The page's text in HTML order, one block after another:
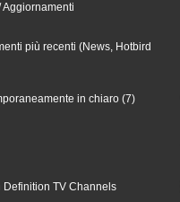
Aggiornamenti
più recenti (News, Hotbird
in chiaro (7)
TV Channels